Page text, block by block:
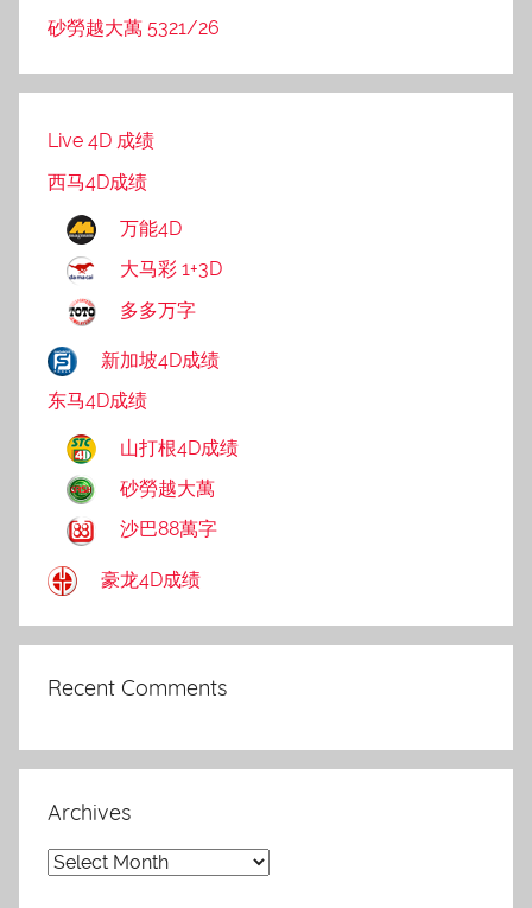
砂勞越大萬 5321/26
Live 4D 成绩
西马4D成绩
万能4D
大马彩 1+3D
多多万字
新加坡4D成绩
东马4D成绩
山打根4D成绩
砂勞越大萬
沙巴88萬字
豪龙4D成绩
Recent Comments
Archives
Archives